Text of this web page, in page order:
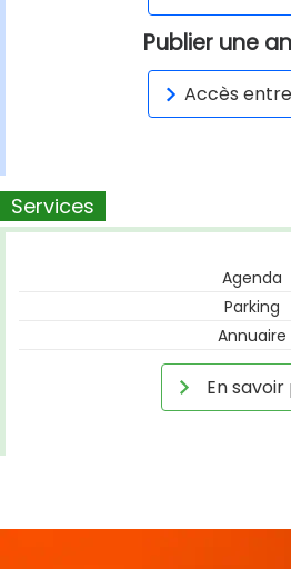
Publier une
Accès
Services
Agenda
Parking
Annuaire
En savoir